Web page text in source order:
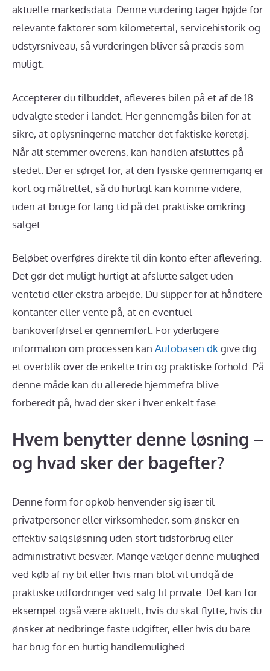
aktuelle markedsdata. Denne vurdering tager højde for
relevante faktorer som kilometertal, servicehistorik og
udstyrsniveau, så vurderingen bliver så præcis som
muligt.
Accepterer du tilbuddet, afleveres bilen på et af de 18
udvalgte steder i landet. Her gennemgås bilen for at
sikre, at oplysningerne matcher det faktiske køretøj.
Når alt stemmer overens, kan handlen afsluttes på
stedet. Der er sørget for, at den fysiske gennemgang er
kort og målrettet, så du hurtigt kan komme videre,
uden at bruge for lang tid på det praktiske omkring
salget.
Beløbet overføres direkte til din konto efter aflevering.
Det gør det muligt hurtigt at afslutte salget uden
ventetid eller ekstra arbejde. Du slipper for at håndtere
kontanter eller vente på, at en eventuel
bankoverførsel er gennemført. For yderligere
information om processen kan Autobasen.dkgive dig
et overblik over de enkelte trin og praktiske forhold. På
denne måde kan du allerede hjemmefra blive
forberedt på, hvad der sker i hver enkelt fase.
Hvem benytter denne løsning –
og hvad sker der bagefter?
Denne form for opkøb henvender sig især til
privatpersoner eller virksomheder, som ønsker en
effektiv salgsløsning uden stort tidsforbrug eller
administrativt besvær. Mange vælger denne mulighed
ved køb af ny bil eller hvis man blot vil undgå de
praktiske udfordringer ved salg til private. Det kan for
eksempel også være aktuelt, hvis du skal flytte, hvis du
ønsker at nedbringe faste udgifter, eller hvis du bare
har brug for en hurtig handlemulighed.